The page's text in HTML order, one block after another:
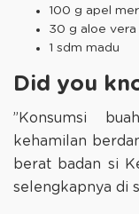
100 g apel
30 g aloe vera
1 sdm madu
Did you
”Konsumsi
kehamilan
berat badan si
selengkapnya di